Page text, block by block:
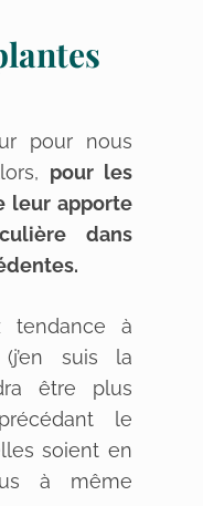
pour nous
pour les
leur apporte
dans
tendance à
(j’en suis la
être plus
le
soient en
à même